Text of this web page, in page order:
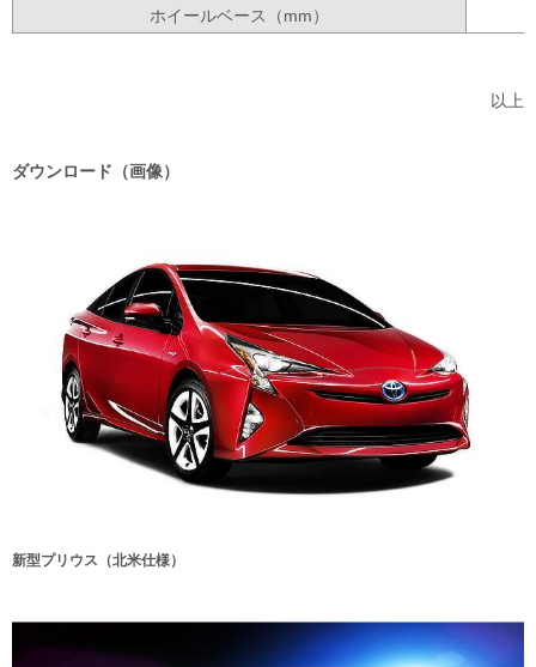
ホイールベース（mm）
以上
ダウンロード（画像）
新型プリウス（北米仕様）